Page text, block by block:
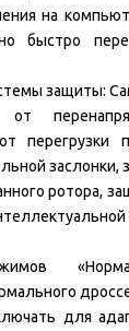
на
быстро
защиты:
перегрузки
заслонки,
ротора,
для